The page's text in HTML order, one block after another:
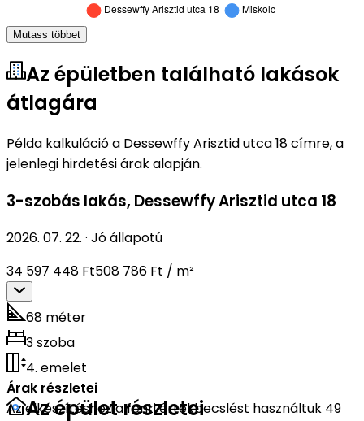
Mutass többet
Az épületben található lakások
átlagára
Példa kalkuláció a Dessewffy Arisztid utca 18 címre, a
jelenlegi hirdetési árak alapján.
3-szobás lakás, Dessewffy Arisztid utca 18
2026. 07. 22. · Jó állapotú
34 597 448 Ft508 786 Ft / m²
68 méter
3 szoba
4. emelet
Árak részletei
Az elkészítéshez a fenti értékbecslést használtuk 49
Az épület részletei